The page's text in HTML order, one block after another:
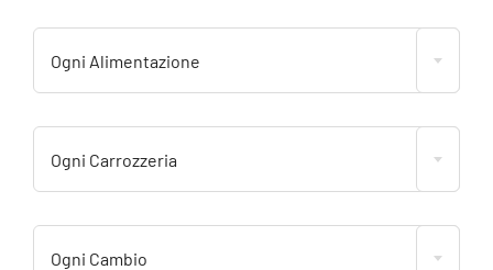
Ogni Alimentazione
Ogni Carrozzeria
Ogni Cambio